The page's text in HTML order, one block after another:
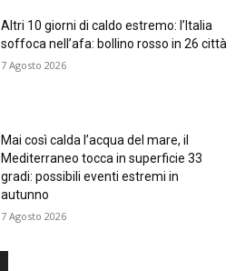
Altri 10 giorni di caldo estremo: l’Italia
soffoca nell’afa: bollino rosso in 26 città
7 Agosto 2026
Mai così calda l’acqua del mare, il
Mediterraneo tocca in superficie 33
gradi: possibili eventi estremi in
autunno
7 Agosto 2026